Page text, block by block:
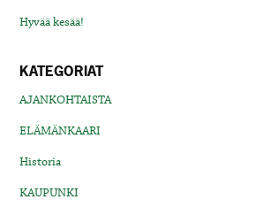
Hyvää kesää!
KATEGORIAT
AJANKOHTAISTA
ELÄMÄNKAARI
Historia
KAUPUNKI